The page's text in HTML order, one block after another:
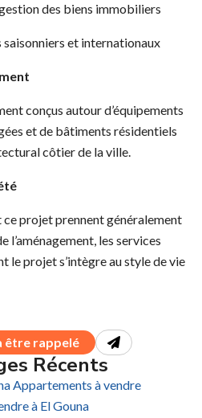
des biens immobiliers
saisonniers et internationaux
conçus autour d’équipements
et de bâtiments résidentiels
côtier de la ville.
ce projet prennent généralement
l’aménagement, les services
le projet s’intègre au style de vie
être rappelé
Récents
Appartements à vendre
à El Gouna